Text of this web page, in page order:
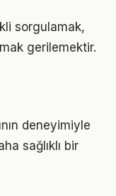
sorgulamak,
gerilemektir.
deneyimiyle
sağlıklı bir